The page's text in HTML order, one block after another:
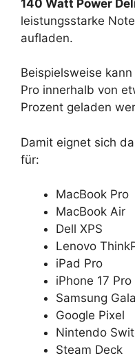
140 Watt Power
leistungsstarke
aufladen.
Beispielsweise
Pro innerhalb von
Prozent geladen
Damit eignet sich
für:
MacBook Pro
MacBook Air
Dell XPS
Lenovo
iPad Pro
iPhone 17 Pro
Samsung
Google Pixel
Nintendo
Steam Deck